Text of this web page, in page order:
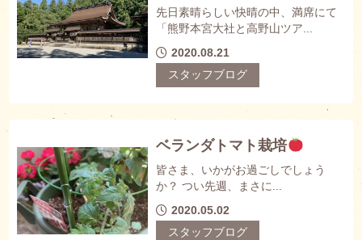
先日素晴らしい快晴の中、満席にて
「熊野本宮大社と高野山ツア...
2020.08.21
スタッフブログ
ベランダトマト栽培
皆さま、いかがお過ごしでしょう
か？ つい先週、まさに...
2020.05.02
スタッフブログ